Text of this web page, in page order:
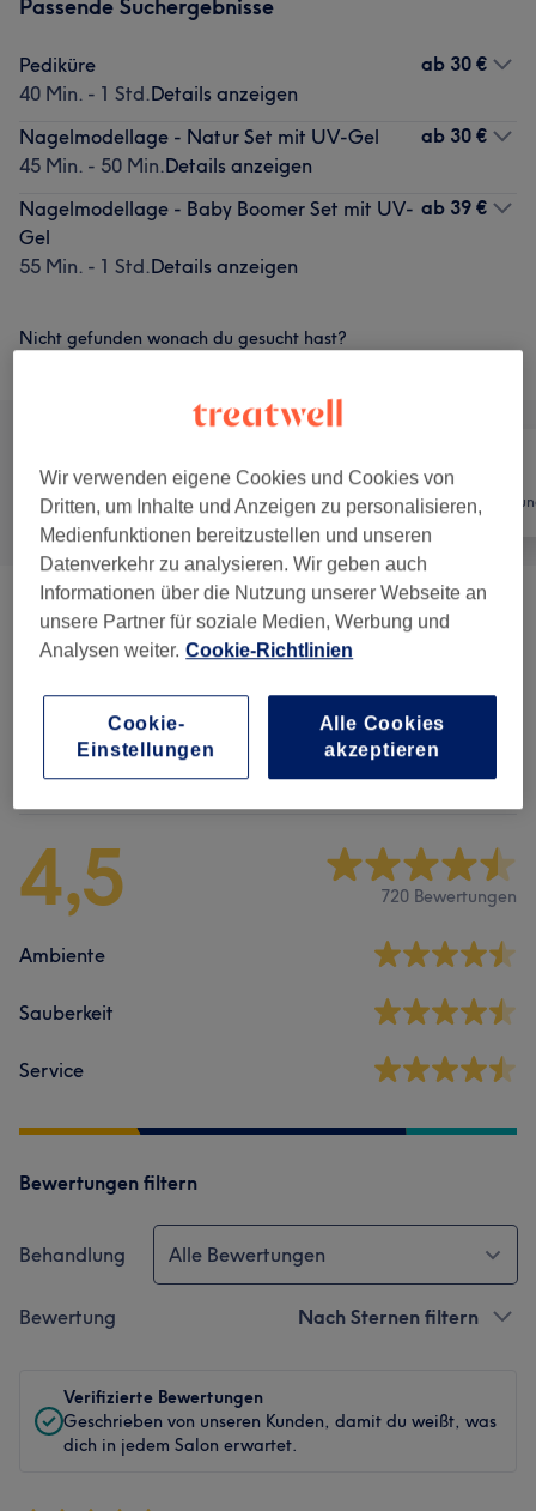
Passende Suchergebnisse
Pediküre
40 Min. - 1 Std.Details anzeigen
ab 30 €
Nagelmodellage - Natur Set mit UV-Gel
45 Min. - 50 Min.Details anzeigen
ab 30 €
Nagelmodellage - Baby Boomer Set mit UV-
Gel
55 Min. - 1 Std.Details anzeigen
ab 39 €
Nicht gefunden wonach du gesucht hast?
Alle Nägel
Maniküre & Pediküre (8) ab 0,50 €
Salonbewertungen
4,5 720 Bewertungen
Ambiente
Sauberkeit
Service
Bewertungen filtern
Behandlung Alle Bewertungen
Bewertung Nach Sternen filtern
Verifizierte Bewertungen
Geschrieben von unseren Kunden, damit du weißt, was
dich in jedem Salon erwartet.
Wir verwenden eigene Cookies und Cookies von
Dritten, um Inhalte und Anzeigen zu personalisieren,
Medienfunktionen bereitzustellen und unseren
Datenverkehr zu analysieren. Wir geben auch
Informationen über die Nutzung unserer Webseite an
unsere Partner für soziale Medien, Werbung und
Analysen weiter. Cookie-Richtlinien
Cookie-
Einstellungen
Alle Cookies
akzeptieren